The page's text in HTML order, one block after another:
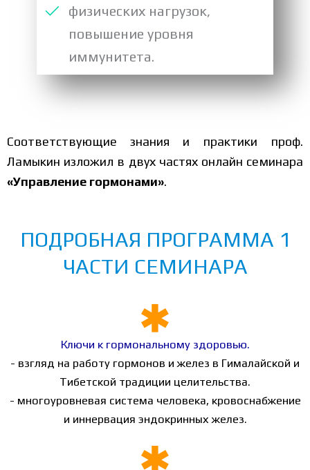
физических нагрузок,
повышение уровня
иммунитета.
Соответствующие знания и практики проф.
Ламыкин изложил в двух частях онлайн семинара
«Управление гормонами».
ПОДРОБНАЯ ПРОГРАММА 1
ЧАСТИ СЕМИНАРА
Ключи к гормональному здоровью.
- взгляд на работу гормонов и желез в Гималайской и
Тибетской традиции целительства.
- многоуровневая система человека, кровоснабжение
и иннервация эндокринных желез.